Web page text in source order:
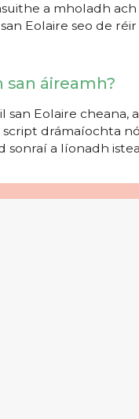
a mholadh ach
Eolaire seo de réir
áireamh?
Eolaire cheana,
drámaíochta
sonraí a líonadh